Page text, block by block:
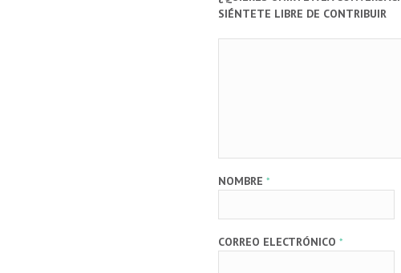
SIÉNTETE LIBRE DE CONTRIBUIR
NOMBRE *
CORREO ELECTRÓNICO *